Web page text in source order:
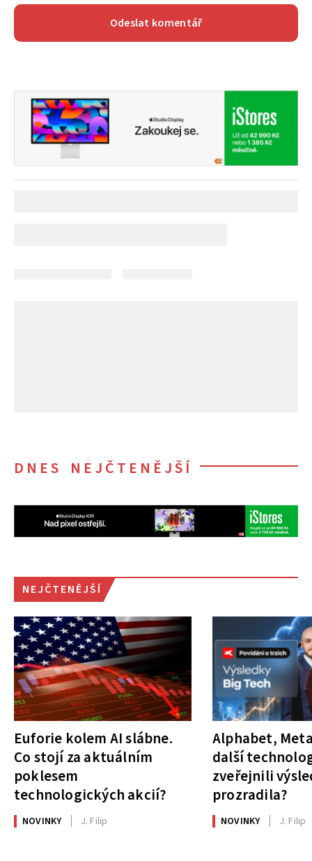
DNES NEJČTENĚJŠÍ
NEJČTENĚJŠÍ
Euforie kolem AI slábne.
Co stojí za aktuálním
poklesem
technologických akcií?
NOVINKY J. Filip
Alphabet,
další
zveřejnili
prozradila?
NOVINKY J. Filip